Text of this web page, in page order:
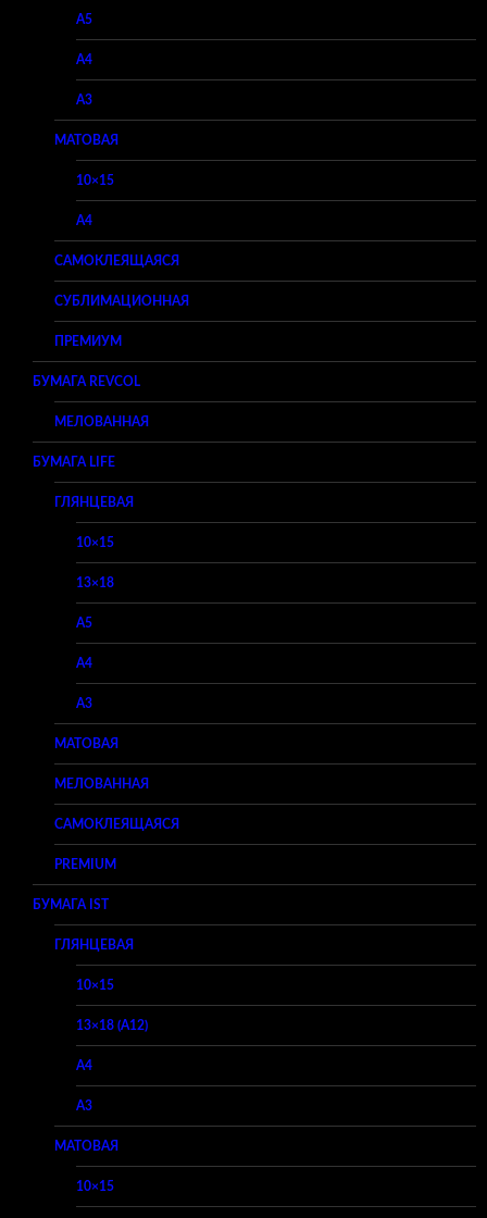
A5
A4
A3
МАТОВАЯ
10×15
A4
САМОКЛЕЯЩАЯСЯ
СУБЛИМАЦИОННАЯ
ПРЕМИУМ
БУМАГА REVCOL
МЕЛОВАННАЯ
БУМАГА LIFE
ГЛЯНЦЕВАЯ
10×15
13×18
A5
A4
A3
МАТОВАЯ
МЕЛОВАННАЯ
САМОКЛЕЯЩАЯСЯ
PREMIUM
БУМАГА IST
ГЛЯНЦЕВАЯ
10×15
13×18 (A12)
A4
A3
МАТОВАЯ
10×15